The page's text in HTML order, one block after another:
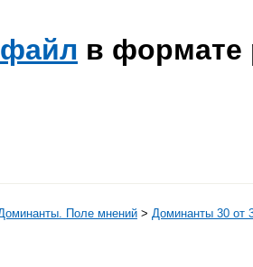
в формате
Поле мнений > Доминанты 30 от